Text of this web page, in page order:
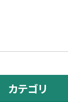
カテゴリ